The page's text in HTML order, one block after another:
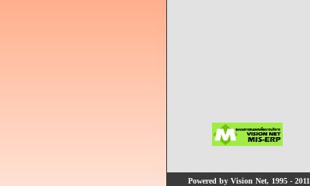
Powered by Vision Net, 1995 - 2011